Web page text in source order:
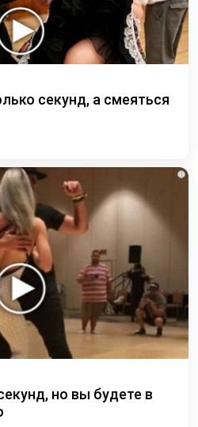
секунд, а смеяться
i
но вы будете в